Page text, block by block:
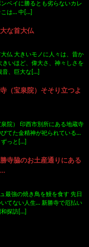
ベイに勝るとも劣らないカレ
こは… 中[…]
な首大仏
仏 大きいモノに人々は、昔か
きいほど、偉大さ、神々しさを
音、巨大な[…]
（宝泉院）そそり立つよ
院） 印西市別所にある地蔵寺
てた金精神が祀られている…
っと[…]
寺脇のお土産通りにある
…
最強の焼き鳥を鰻を食す 先日
てない人生… 新勝寺で厄払い
探訪[…]